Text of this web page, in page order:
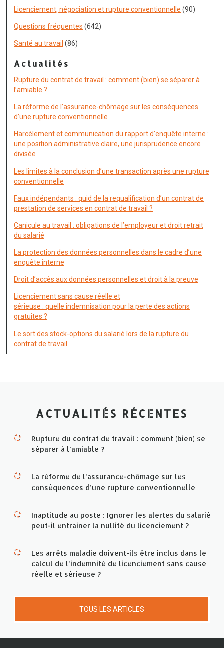
Licenciement, négociation et rupture conventionnelle (90)
Questions fréquentes (642)
Santé au travail (86)
Actualités
Rupture du contrat de travail : comment (bien) se séparer à
l’amiable ?
La réforme de l’assurance-chômage sur les conséquences
d’une rupture conventionnelle
Harcèlement et communication du rapport d’enquête interne :
une position administrative claire, une jurisprudence encore
divisée
Les limites à la conclusion d’une transaction après une rupture
conventionnelle
Faux indépendants : quid de la requalification d’un contrat de
prestation de services en contrat de travail ?
Canicule au travail : obligations de l’employeur et droit retrait
du salarié
La protection des données personnelles dans le cadre d’une
enquête interne
Droit d’accès aux données personnelles et droit à la preuve
Licenciement sans cause réelle et
sérieuse : quelle indemnisation pour la perte des actions
gratuites ?
Le sort des stock-options du salarié lors de la rupture du
contrat de travail
ACTUALITÉS RÉCENTES
Rupture du contrat de travail : comment (bien) se
séparer à l’amiable ?
La réforme de l’assurance-chômage sur les
conséquences d’une rupture conventionnelle
Inaptitude au poste : Ignorer les alertes du salarié
peut-il entrainer la nullité du licenciement ?
Les arrêts maladie doivent-ils être inclus dans le
calcul de l’indemnité de licenciement sans cause
réelle et sérieuse ?
TOUS LES ARTICLES